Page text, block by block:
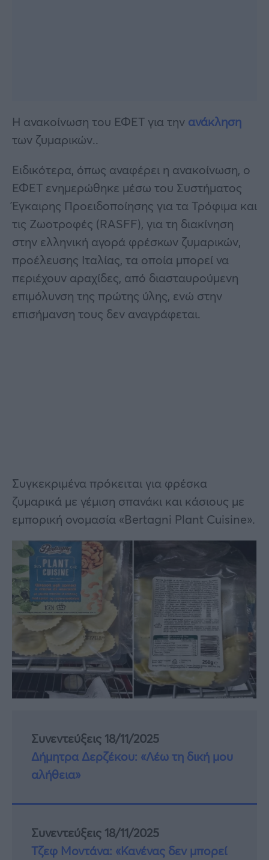
Η ανακοίνωση του ΕΦΕΤ για την ανάκληση
των ζυμαρικών..
Ειδικότερα, όπως αναφέρει η ανακοίνωση, ο
ΕΦΕΤ ενημερώθηκε μέσω του Συστήματος
Έγκαιρης Προειδοποίησης για τα Τρόφιμα και
τις Ζωοτροφές (RASFF), για τη διακίνηση
στην ελληνική αγορά φρέσκων ζυμαρικών,
προέλευσης Ιταλίας, τα οποία μπορεί να
περιέχουν αραχίδες, από διασταυρούμενη
επιμόλυνση της πρώτης ύλης, ενώ στην
επισήμανση τους δεν αναγράφεται.
Συγκεκριμένα πρόκειται για φρέσκα
ζυμαρικά με γέμιση σπανάκι και κάσιους με
εμπορική ονομασία «Bertagni Plant Cuisine».
Συνεντεύξεις 18/11/2025
Δήμητρα Δερζέκου: «Λέω τη δική μου
αλήθεια»
Συνεντεύξεις 18/11/2025
Τζεφ Μοντάνα: «Κανένας δεν μπορεί